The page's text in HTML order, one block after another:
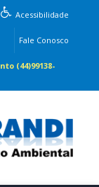
Acessibilidade
Fale Conosco
(44)99138-